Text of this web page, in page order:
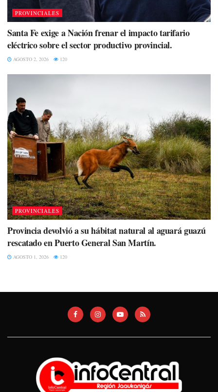
PROVINCIALES
Santa Fe exige a Nación frenar el impacto tarifario
eléctrico sobre el sector productivo provincial.
AGOSTO 2, 2026 120
PROVINCIALES
Provincia devolvió a su hábitat natural al aguará guazú
rescatado en Puerto General San Martín.
AGOSTO 1, 2026 120